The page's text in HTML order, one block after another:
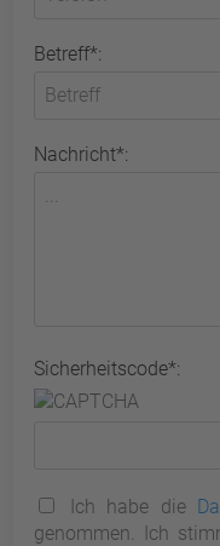
Betreff*:
Nachricht*:
Sicherheitscode*:
Ich habe die
genommen. Ich